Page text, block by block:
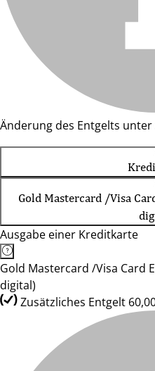
Änderung des Entgelts
Gold Mastercard /Visa
Ausgabe einer Kreditkarte
Gold Mastercard /Visa Card
digital)
Zusätzliches Entgelt